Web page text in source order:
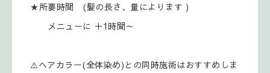
★所要時間 (髪の長さ、量によります )
メニューに ＋1時間～
⚠️ヘアカラー(全体染め)との同時施術はおすすめしま